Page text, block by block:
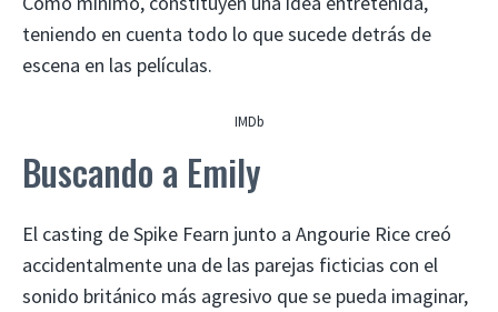
teniendo en cuenta todo lo que sucede detrás de
escena en las películas.
IMDb
Buscando a Emily
El casting de Spike Fearn junto a Angourie Rice creó
accidentalmente una de las parejas ficticias con el
sonido británico más agresivo que se pueda imaginar,